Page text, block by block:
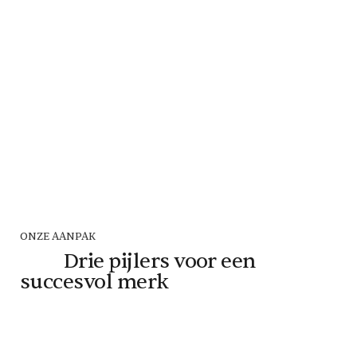
ONZE AANPAK
Drie pijlers voor een
succesvol merk